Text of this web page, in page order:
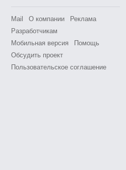
Mail О компании
Реклама
Разработчикам
Мобильная версия
Помощь
Обсудить проект
Пользовательское соглашение